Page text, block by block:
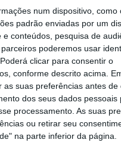
num dispositivo, como
padrão enviadas por um
conteúdos, pesquisa de
poderemos usar
clicar para consentir o
conforme descrito acima.
suas preferências antes de
dos seus dados pessoais
processamento. As suas
ou retirar seu
na parte inferior da página.